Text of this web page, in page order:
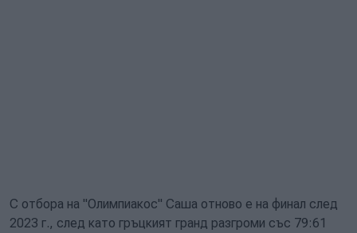
С отбора на "Олимпиакос" Саша отново е на финал след
2023 г., след като гръцкият гранд разгроми със 79:61